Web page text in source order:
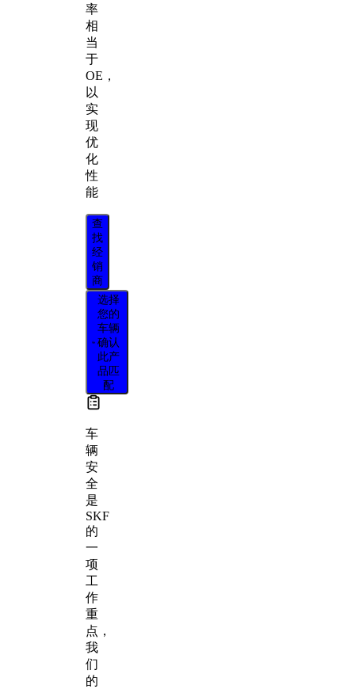
率
相
当
于
OE，
以
实
现
优
化
性
能
查
找
经
销
商
选择
您的
车辆
确认
此产
品匹
配
车
辆
安
全
是
SKF
的
一
项
工
作
重
点，
我
们
的